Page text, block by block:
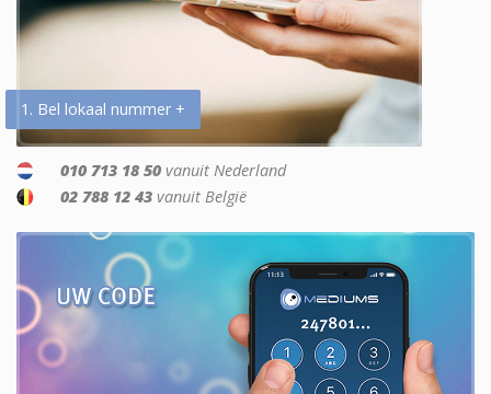
1. Bel lokaal nummer +
010 713 18 50 vanuit Nederland
02 788 12 43 vanuit België